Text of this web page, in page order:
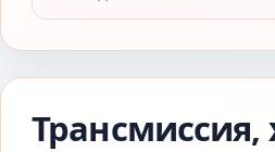
Трансмиссия,